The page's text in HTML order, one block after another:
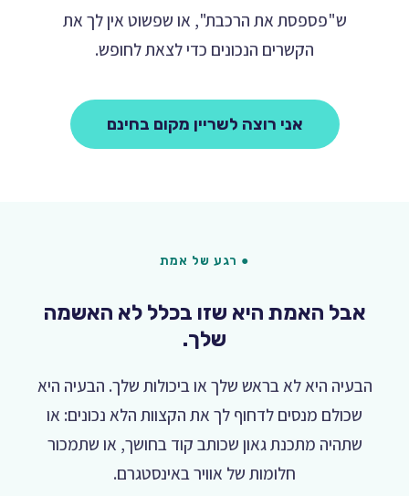
ש"פספסת את הרכבת", או שפשוט אין לך את
הקשרים הנכונים כדי לצאת לחופש.
אני רוצה לשריין מקום בחינם
● רגע של אמת
אבל האמת היא שזו בכלל לא האשמה
שלך.
הבעיה היא לא בראש שלך או ביכולות שלך. הבעיה היא
שכולם מנסים לדחוף לך את הקצוות הלא נכונים: או
שתהיה מתכנת גאון שכותב קוד בחושך, או שתמכור
חלומות של אוויר באינסטגרם.